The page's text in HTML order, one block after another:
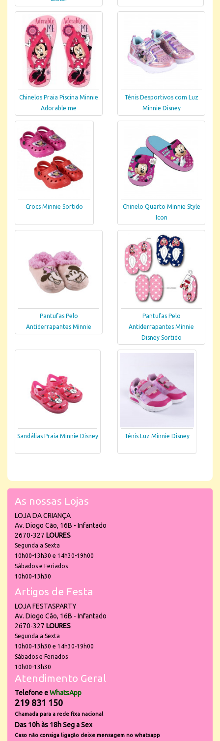
Chinelos Praia Piscina Minnie
Adorable me
Ténis Desportivos com Luz
Minnie Disney
Crocs Minnie Sortido
Chinelo Quarto Minnie Style
Icon
Pantufas Pelo
Antiderrapantes Minnie
Pantufas Pelo
Antiderrapantes Minnie
Disney Sortido
Sandálias Praia Minnie Disney Ténis Luz Minnie Disney
As nossas Lojas
LOJA DA CRIANÇA
Av. Diogo Cão, 16B - Infantado
2670-327 LOURES
Segunda a Sexta
10h00-13h30 e 14h30-19h00
Sábados e Feriados
10h00-13h30
Artigos de Festa
LOJA FESTASPARTY
Av. Diogo Cão, 16B - Infantado
2670-327 LOURES
Segunda a Sexta
10h00-13h30 e 14h30-19h00
Sábados e Feriados
10h00-13h30
Atendimento Geral
Telefone eWhatsApp
219 831 150
Chamada para a rede fixa nacional
Das 10h às 18h Seg a Sex
Caso não consiga ligação deixe mensagem no whatsapp